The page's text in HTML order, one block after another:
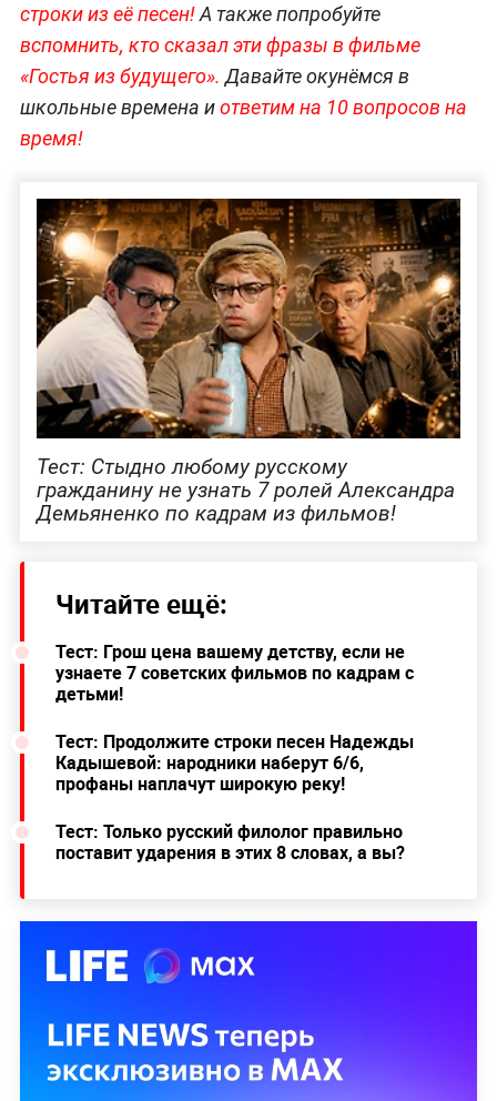
строки из её песен!А также попробуйте
вспомнить, кто сказал эти фразы в фильме
«Гостья из будущего». Давайте окунёмся в
школьные времена иответим на 10 вопросов на
время!
Тест: Стыдно любому русскому
гражданину не узнать 7 ролей Александра
Демьяненко по кадрам из фильмов!
Читайте ещё:
Тест: Грош цена вашему детству, если не
узнаете 7 советских фильмов по кадрам с
детьми!
Тест: Продолжите строки песен Надежды
Кадышевой: народники наберут 6/6,
профаны наплачут широкую реку!
Тест: Только русский филолог правильно
поставит ударения в этих 8 словах, а вы?